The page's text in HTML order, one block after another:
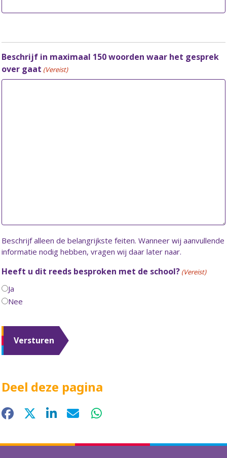
Beschrijf in maximaal 150 woorden waar het gesprek
over gaat (Vereist)
Beschrijf alleen de belangrijkste feiten. Wanneer wij aanvullende
informatie nodig hebben, vragen wij daar later naar.
Heeft u dit reeds besproken met de school? (Vereist)
Ja
Nee
Deel deze pagina
Facebook LinkedIn E-mailWhatsApp